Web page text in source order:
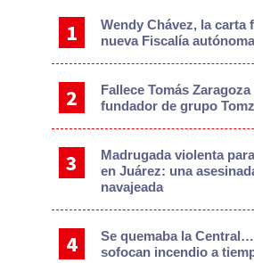
Wendy Chávez, la carta
nueva Fiscalía
Fallece Tomás
fundador de grupo
Madrugada violenta
en Juárez: una
navajeada
Se quemaba la
sofocan incendio a